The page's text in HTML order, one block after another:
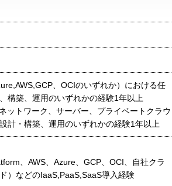
、OCIのいずれか）における任
構築、運用のいずれかの経験1年以上
ットワーク、サーバー、プライベートクラウ
計・構築、運用のいずれかの経験1年以上
、AWS、Azure、GCP、OCI、自社クラ
）などのIaaS,PaaS,SaaS導入経験